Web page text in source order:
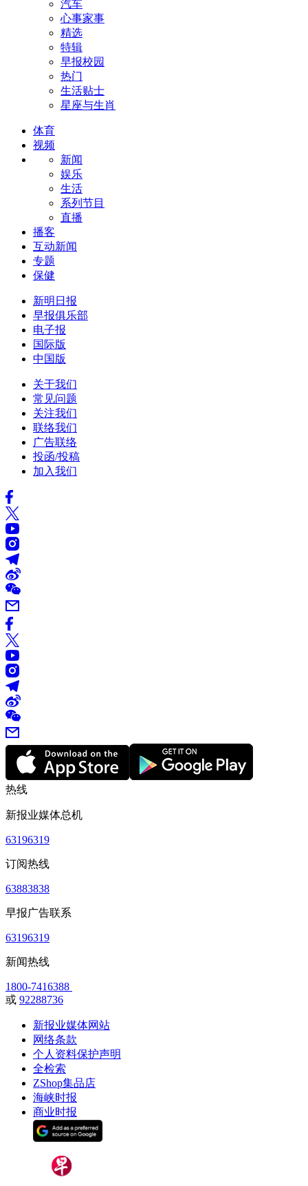
汽车
心事家事
精选
特辑
早报校园
热门
生活贴士
星座与生肖
体育
视频
新闻
娱乐
生活
系列节目
直播
播客
互动新闻
专题
保健
新明日报
早报俱乐部
电子报
国际版
中国版
关于我们
常见问题
关注我们
联络我们
广告联络
投函/投稿
加入我们
热线
新报业媒体总机
63196319
订阅热线
63883838
早报广告联系
63196319
新闻热线
1800-7416388
或 92288736
新报业媒体网站
网络条款
个人资料保护声明
全检索
ZShop集品店
海峡时报
商业时报